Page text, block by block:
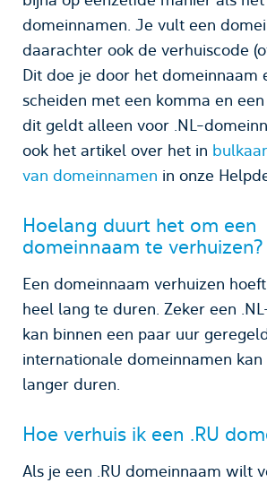
domeinnamen. Je vult een domeinnaam in met
daarachter ook de verhuiscode
Dit doe je door het domeinnaam en de code te
scheiden met een komma en
dit geldt alleen voor .NL-domeinnamen. Lees
ook het artikel over het in bulkaantal
van domeinnamen in onze
Hoelang duurt het om een
domeinnaam te verhuizen?
Een domeinnaam verhuizen
heel lang te duren. Zeker een
kan binnen een paar uur geregeld zijn. Voor
internationale domeinnamen
langer duren.
Hoe verhuis ik een .RU
Als je een .RU domeinnaam wilt